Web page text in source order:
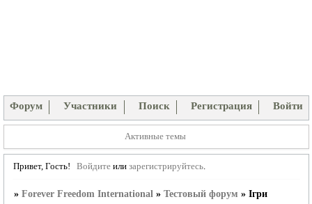
Форум Участники Поиск Регистрация Войти
Активные темы
Привет, Гость! Войдитеили зарегистрируйтесь.
» Forever Freedom International » Тестовый форум » Ігри